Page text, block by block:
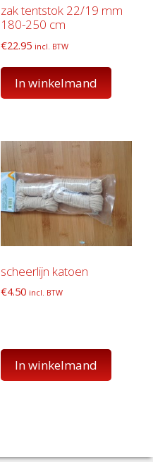
zak tentstok 22/19 mm
180-250 cm
€22.95 incl. BTW
In winkelmand
scheerlijn katoen
€4.50 incl. BTW
In winkelmand